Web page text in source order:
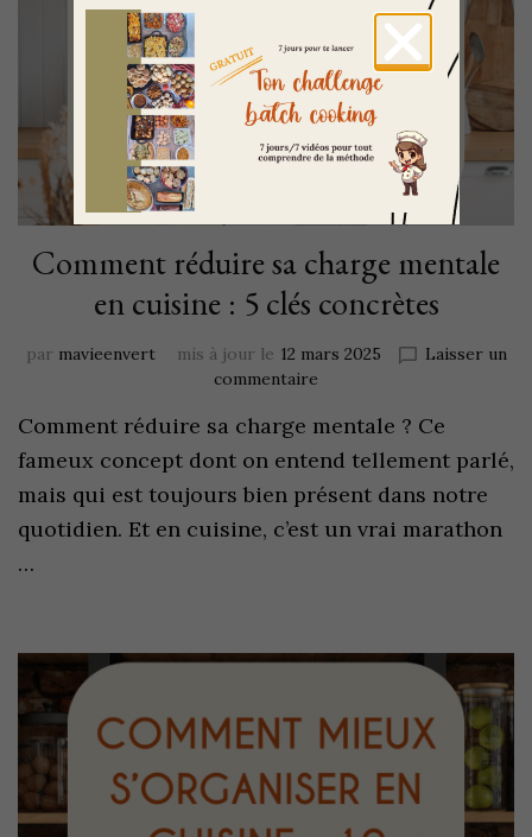
Comment réduire sa charge mentale
en cuisine : 5 clés concrètes
par mavieenvert mis à jour le 12 mars 2025
Laisser un
commentaire
Comment réduire sa charge mentale ? Ce
fameux concept dont on entend tellement parlé,
mais qui est toujours bien présent dans notre
quotidien. Et en cuisine, c’est un vrai marathon
…